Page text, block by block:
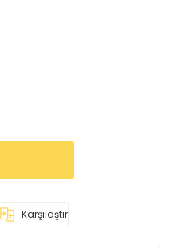
Karşılaştır